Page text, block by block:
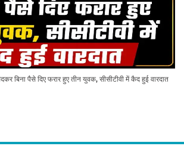
बिना पैसे दिए फरार हुए तीन युवक, सीसीटीवी में कैद हुई वारदात